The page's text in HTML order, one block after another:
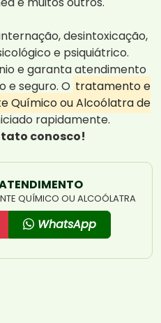
desintoxicação,
e psiquiátrico.
e garanta atendimento
e seguro. O tratamento e
Químico ou Alcoólatra de
rapidamente.
conosco!
QUÍMICO OU ALCOÓLATRA
WhatsApp